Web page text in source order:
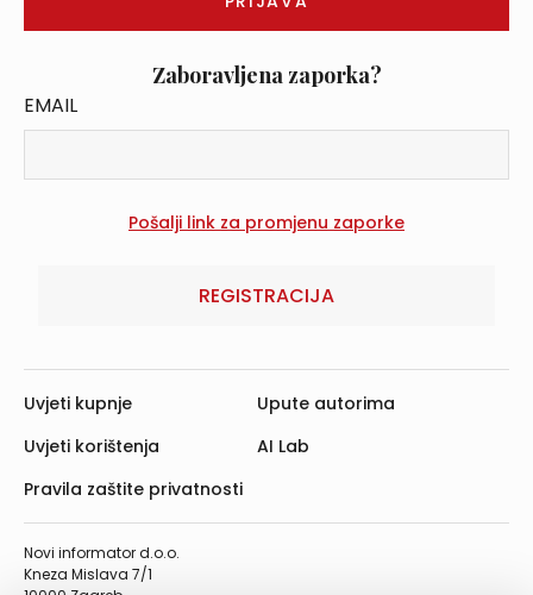
Zaboravljena zaporka?
EMAIL
REGISTRACIJA
Novi informator d.o.o.
Kneza Mislava 7/1
Uvjeti kupnje
Uvjeti korištenja
Pravila zaštite privatnosti
Upute autorima
AI Lab